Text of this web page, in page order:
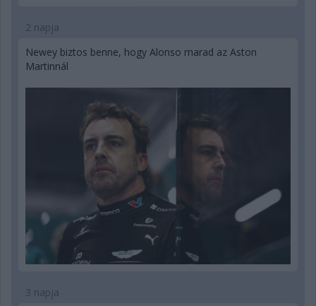
2 napja
Newey biztos benne, hogy Alonso marad az Aston
Martinnál
3 napja